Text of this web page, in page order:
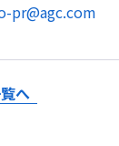
pr@agc.com
へ